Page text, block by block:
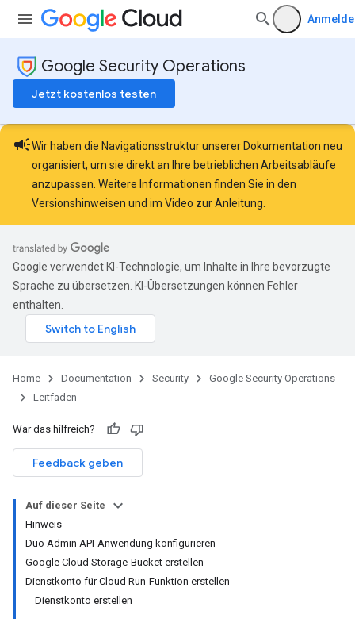
Google Security Operations
Jetzt kostenlos testen
campaignWir haben die Navigationsstruktur unserer Dokumentation neu
organisiert, um sie direkt an Ihre betrieblichen Arbeitsabläufe
anzupassen. Weitere Informationen finden Sie in den
Versionshinweisen und im Video zur Anleitung
Google verwendet KI-Technologie, um Inhalte in Ihre bevorzugte
Sprache zu übersetzen. KI-Übersetzungen können Fehler
enthalten.
Home Documentation Security
Google Security Operations
Leitfäden
War das hilfreich?
Feedback geben
Auf dieser Seite
Hinweis
Duo Admin API-Anwendung konfigurieren
Google Cloud Storage-Bucket erstellen
Dienstkonto für Cloud Run-Funktion erstellen
Dienstkonto erstellen